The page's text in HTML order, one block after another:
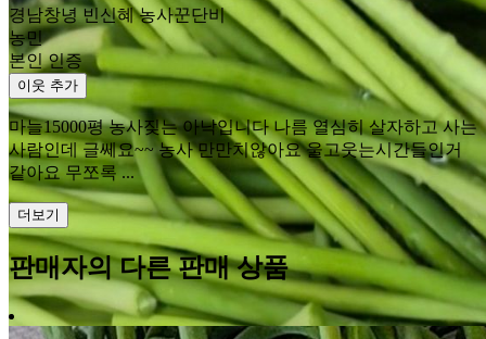
경남창녕 빈신혜 농사꾼단비
농민
본인 인증
이웃 추가
마늘15000평 농사짖는 아낙입니다 나름 열심히 살자하고 사는
사람인데 글쎄요~~ 농사 만만치않아요 울고웃는시간들인거
같아요 무쪼록 ...
더보기
판매자의 다른 판매 상품